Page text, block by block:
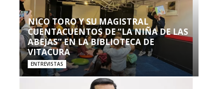
NICO TORO Y SU MAGISTRAL
CUENTACUENTOS DE “LA NIÑA DE LAS
ABEJAS” EN LA BIBLIOTECA DE
VITACURA
ENTREVISTAS